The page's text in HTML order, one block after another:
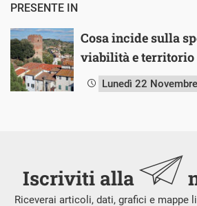
PRESENTE IN
Cosa incide sulla
viabilità e territorio
Lunedì 22
Iscriviti alla
Riceverai articoli, dati, grafici e mappe